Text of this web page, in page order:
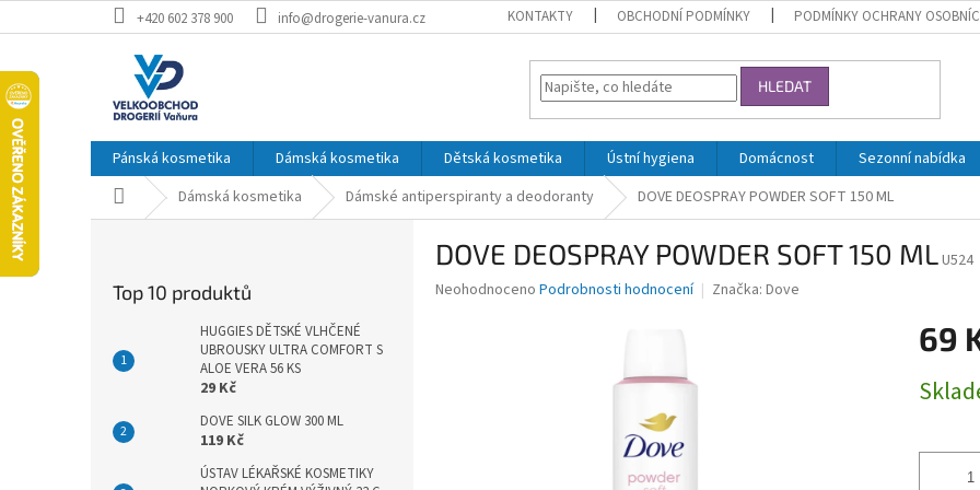
na
+420 602 378 900 info@drogerie-vanura.cz KONTAKTY OBCHODNÍ PODMÍNKY PODMÍNKY OCHRANY
HLEDAT
Pánská kosmetika Dámská kosmetika Dětská kosmetika Ústní hygiena Domácnost Sezonní nabídka
Domů Dámská kosmetika Dámské antiperspiranty a deodoranty DOVE DEOSPRAY POWDER SOFT 150 ML
Top 10 produktů
HUGGIES DĚTSKÉ VLHČENÉ
UBROUSKY ULTRA COMFORT S
ALOE VERA 56 KS
29 Kč
DOVE SILK GLOW 300 ML
119 Kč
ÚSTAV LÉKAŘSKÉ KOSMETIKY
DOVE DEOSPRAY POWDER SOFT 150 MLU524
Průměrné
Neohodnoceno Podrobnosti hodnocení Značka: Dove
69
cena: